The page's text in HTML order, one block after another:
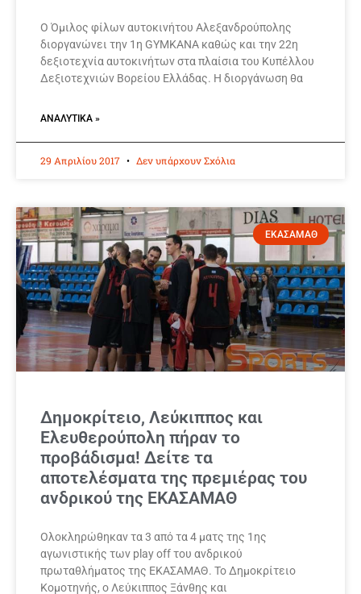
Ο Όμιλος φίλων αυτοκινήτου Αλεξανδρούπολης
διοργανώνει την 1η GYMKANA καθώς και την 22η
δεξιοτεχνία αυτοκινήτων στα πλαίσια του Κυπέλλου
Δεξιοτεχνιών Βορείου Ελλάδας. Η διοργάνωση θα
ΑΝΑΛΥΤΙΚΆ »
29 Απριλίου 2017 Δεν υπάρχουν Σχόλια
ΕΚΑΣΑΜΑΘ
Δημοκρίτειο, Λεύκιππος και
Ελευθερούπολη πήραν το
προβάδισμα! Δείτε τα
αποτελέσματα της πρεμιέρας του
ανδρικού της ΕΚΑΣΑΜΑΘ
Ολοκληρώθηκαν τα 3 από τα 4 ματς της 1ης
αγωνιστικής των play off του ανδρικού
πρωταθλήματος της ΕΚΑΣΑΜΑΘ. Το Δημοκρίτειο
Κομοτηνής, ο Λεύκιππος Ξάνθης και